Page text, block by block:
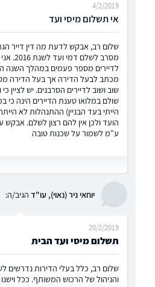
אי תשלום מיסי ועד
4/2/2019
שלום רב, אבקש לדעת מה דין דייר
מסרב
לדיירים מספר פעמים במהלך השנה
מכתב לבעל הדירה אך בעל הדירה
הייתי בעד הבניין) ההתנהלות לא
הועד ולכן אין להם רצון לשלם. אבקש
ע"מ לשמור על שכנות טובה
יוחאי ניר (נאוי), עו"ד הגיב/ה:
תשלום מיסי ועד הבית
20/2/2019
שלום רב, כלל בעלי הדירות נדרשים
והניהול של הרכוש המשותף. ככל וישנו